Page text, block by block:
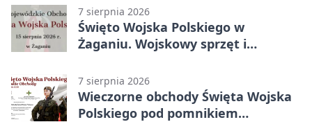
7 sierpnia 2026
Święto Wojska Polskiego w
Żaganiu. Wojskowy sprzęt i
7 sierpnia 2026
Wieczorne obchody Święta Wojska
Polskiego pod pomnikiem